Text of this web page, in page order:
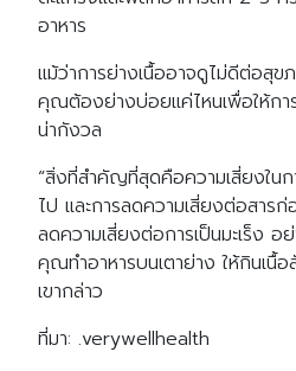
Search
อาหาร
แม้ว่าการย่างเนื้ออาจดูไม่ดีต่อสุ
คุณต้องย่างบ่อยแค่ไหนเพื่อให้กา
น่ากังวล
“สิ่งที่สำคัญที่สุดคือความเสี่ยงในก
ไป และการลดความเสี่ยงต่อสารก่
ลดความเสี่ยงต่อการเป็นมะเร็ง อ
คุณทำอาหารบนเตาย่าง ให้กินเนื้
เขากล่าว
ที่มา: .verywellhealth